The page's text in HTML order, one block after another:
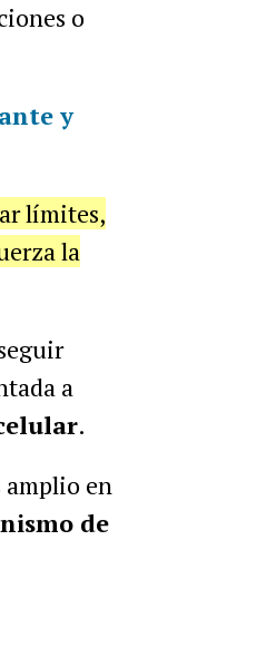
o
y
límites,
la
a
.
amplio en
de